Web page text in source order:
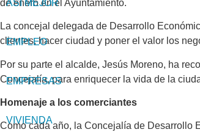
ASÍ MEJOR
EMPLEO
EMPRESAS
VIVIENDA
de enero en el Ayuntamiento.
La concejal delegada de Desarrollo
clientes, hacer ciudad y poner el valor los
Por su parte el alcalde, Jesús Moreno, ha
Concejalía, para enriquecer la vida de la
Homenaje a los comerciantes
Como cada año, la Concejalía de Desarrollo